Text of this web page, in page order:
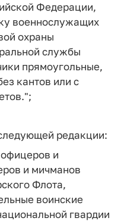
Федерации,
военнослужащих
охраны
службы
прямоугольные,
кантов или с
редакции:
и
и мичманов
Флота,
воинские
гвардии